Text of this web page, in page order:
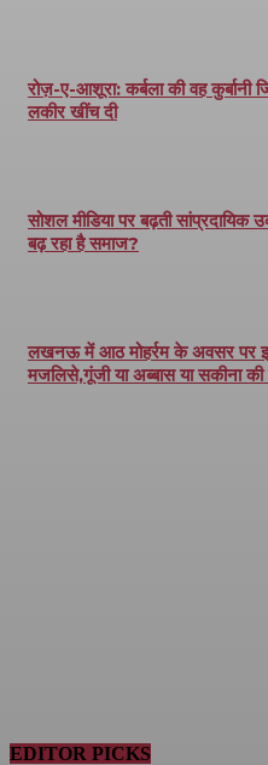
रोज़-ए-आशूरा: कर्बला की वह
लकीर खींच दी
सोशल मीडिया पर बढ़ती सांप्रदायिक
बढ़ रहा है समाज?
लखनऊ में आठ मोहर्रम के अवसर पर
मजलिसे,गूंजी या अब्बास या सकीना की
EDITOR PICKS